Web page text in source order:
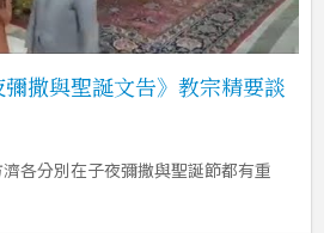
撒與聖誕文告》教宗精要談
各分別在子夜彌撒與聖誕節都有重